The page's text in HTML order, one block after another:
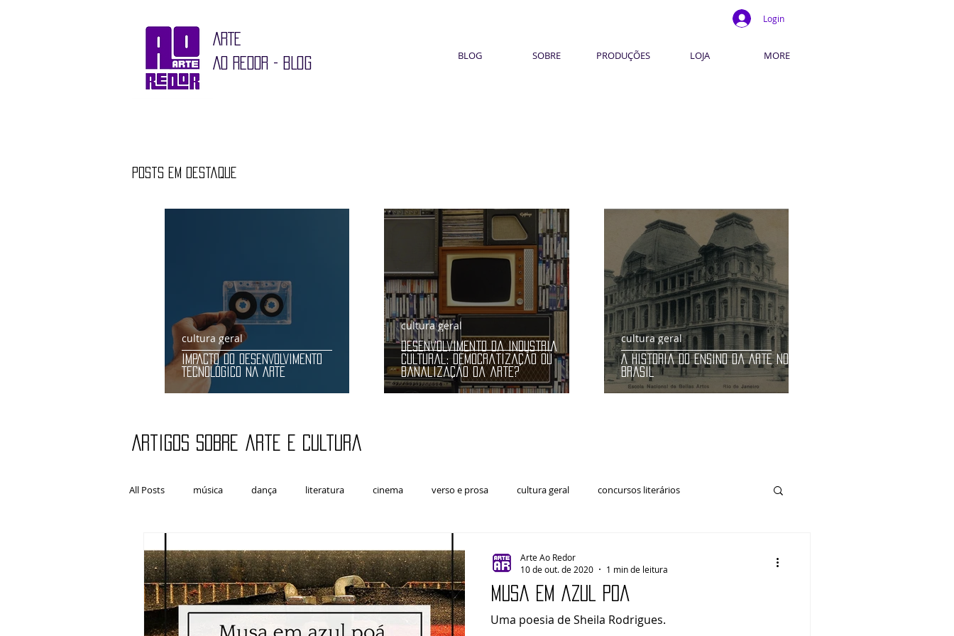
ARTE
AO REDOR - BLOG
Login
BLOG SOBRE PRODUÇÕES LOJA MORE
Posts em destaque
IMPACTO DO DESENVOLVIMENTO
TECNOLÓGICO NA ARTE
cultura geral
Desenvolvimento da indústria
cultural: democratização ou
banalização da arte?
cultura geral
A História do Ensino da Arte no
Brasil
cultura geral
Artigos sobre arte e cultura
All Posts música dança literatura cinema verso e prosa cultura geral concursos literários
artes plásticas Fotografia Artes Cênicas Arte e Política
Musa em azul poá
Uma poesia de Sheila Rodrigues.
Arte Ao Redor
10 de out. de 2020
1 min de leitura